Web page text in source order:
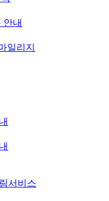
안내
일리지
서비스